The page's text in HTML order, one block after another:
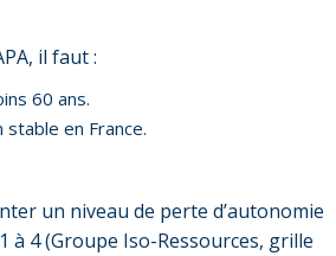
il faut :
60 ans.
en France.
un niveau de perte d’autonomie
à 4 (Groupe Iso-Ressources, grille